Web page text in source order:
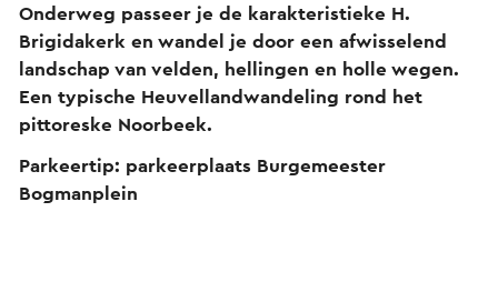
Onderweg passeer je de karakteristieke H.
Brigidakerk en wandel je door een afwisselend
landschap van velden, hellingen en holle wegen.
Een typische Heuvellandwandeling rond het
pittoreske Noorbeek.
Parkeertip: parkeerplaats Burgemeester
Bogmanplein